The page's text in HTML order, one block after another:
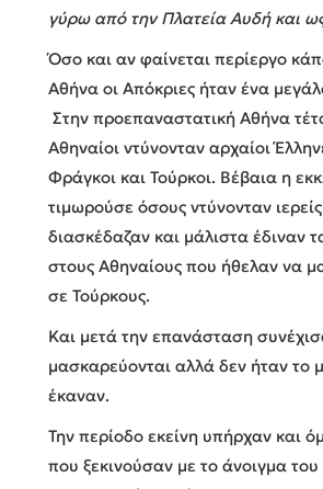
γύρω από την Πλατεία Αυδή και
Όσο και αν φαίνεται περίεργο
Αθήνα οι Απόκριες ήταν ένα
Στην προεπαναστατική Αθήνα
Αθηναίοι ντύνονταν αρχαίοι
Φράγκοι και Τούρκοι. Βέβαια η
τιμωρούσε όσους ντύνονταν
διασκέδαζαν και μάλιστα έδιναν
στους Αθηναίους που ήθελαν να
σε Τούρκους.
Και μετά την επανάσταση
μασκαρεύονται αλλά δεν ήταν το
έκαναν.
Την περίοδο εκείνη υπήρχαν και
που ξεκινούσαν με το άνοιγμα του